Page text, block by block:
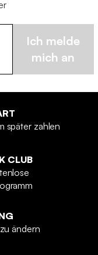
Ich melde
mich an
später zahlen
CLUB
ändern